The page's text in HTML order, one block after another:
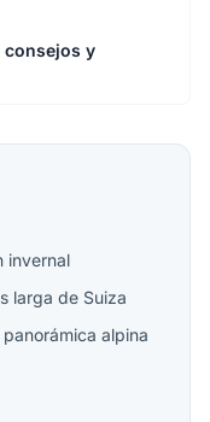
consejos y
invernal
larga de Suiza
alpina